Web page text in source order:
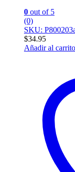
0 out of 5
(0)
SKU:
$34.95
Añadir al carrito